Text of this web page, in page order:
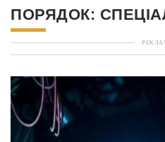
ПОРЯДОК: